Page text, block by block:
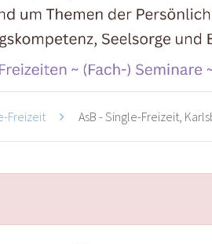
Freizeit AsB - Single-Freizeit,